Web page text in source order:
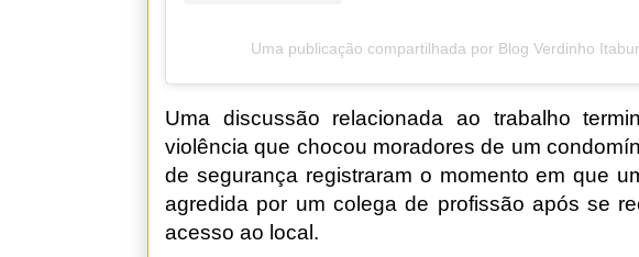
Uma publicação compartilhada por Blog Verdinho
Uma discussão relacionada ao trabalho
violência que chocou moradores de um
de segurança registraram o momento em que
agredida por um colega de profissão após se
acesso ao local.